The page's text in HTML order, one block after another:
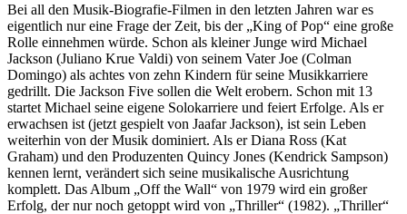
Bei all den Musik-Biografie-Filmen in den letzten Jahren war es
eigentlich nur eine Frage der Zeit, bis der „King of Pop“ eine große
Rolle einnehmen würde. Schon als kleiner Junge wird Michael
Jackson (Juliano Krue Valdi) von seinem Vater Joe (Colman
Domingo) als achtes von zehn Kindern für seine Musikkarriere
gedrillt. Die Jackson Five sollen die Welt erobern. Schon mit 13
startet Michael seine eigene Solokarriere und feiert Erfolge. Als er
erwachsen ist (jetzt gespielt von Jaafar Jackson), ist sein Leben
weiterhin von der Musik dominiert. Als er Diana Ross (Kat
Graham) und den Produzenten Quincy Jones (Kendrick Sampson)
kennen lernt, verändert sich seine musikalische Ausrichtung
komplett. Das Album „Off the Wall“ von 1979 wird ein großer
Erfolg, der nur noch getoppt wird von „Thriller“ (1982). „Thriller“